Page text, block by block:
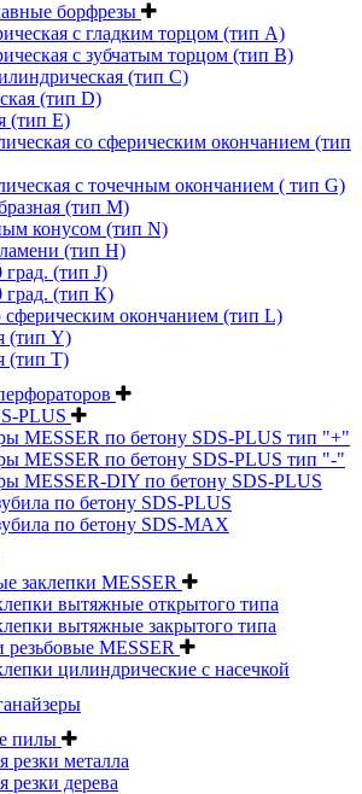
борфрезы
с гладким торцом (тип А)
с зубчатым торцом (тип В)
(тип С)
(тип D)
(тип Е)
со сферическим окончанием (тип
с точечным окончанием ( тип G)
(тип М)
конусом (тип N)
(тип H)
град. (тип J)
град. (тип К)
сферическим окончанием (тип L)
(тип Y)
(тип Т)
PLUS
MESSER по бетону SDS-PLUS тип "+"
MESSER по бетону SDS-PLUS тип "-"
MESSER-DIY по бетону SDS-PLUS
по бетону SDS-PLUS
по бетону SDS-MAX
заклепки MESSER
вытяжные открытого типа
вытяжные закрытого типа
резьбовые MESSER
цилиндрические с насечкой
пилы
резки металла
резки дерева